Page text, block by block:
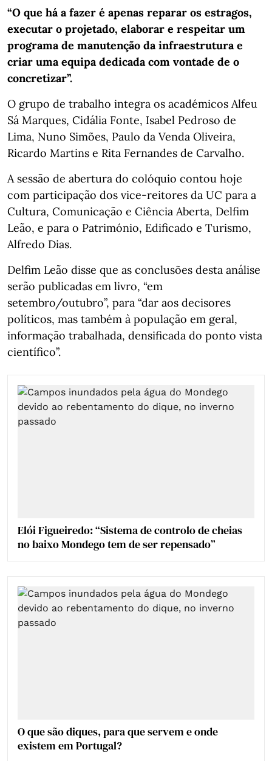
“O que há a fazer é apenas reparar os estragos,
executar o projetado, elaborar e respeitar um
programa de manutenção da infraestrutura e
criar uma equipa dedicada com vontade de o
concretizar”.
O grupo de trabalho integra os académicos Alfeu
Sá Marques, Cidália Fonte, Isabel Pedroso de
Lima, Nuno Simões, Paulo da Venda Oliveira,
Ricardo Martins e Rita Fernandes de Carvalho.
A sessão de abertura do colóquio contou hoje
com participação dos vice-reitores da UC para a
Cultura, Comunicação e Ciência Aberta, Delfim
Leão, e para o Património, Edificado e Turismo,
Alfredo Dias.
Delfim Leão disse que as conclusões desta análise
serão publicadas em livro, “em
setembro/outubro”, para “dar aos decisores
políticos, mas também à população em geral,
informação trabalhada, densificada do ponto vista
científico”.
Elói Figueiredo: “Sistema de controlo de cheias
no baixo Mondego tem de ser repensado”
O que são diques, para que servem e onde
existem em Portugal?